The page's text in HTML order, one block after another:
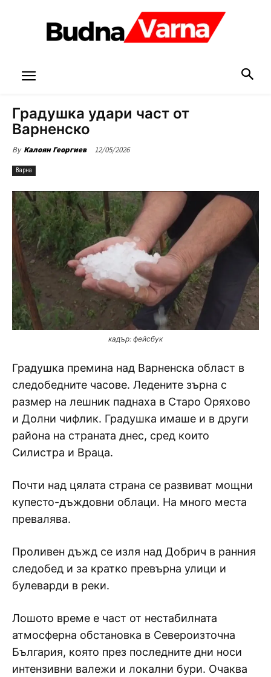
Градушка удари част от
Варненско
By Калоян Георгиев 12/05/2026
Варна
кадър: фейсбук
Градушка премина над Варненска област в
следобедните часове. Ледените зърна с
размер на лешник паднаха в Старо Оряхово
и Долни чифлик. Градушка имаше и в други
района на страната днес, сред които
Силистра и Враца.
Почти над цялата страна се развиват мощни
купесто-дъждовни облаци. На много места
превалява.
Проливен дъжд се изля над Добрич в ранния
следобед и за кратко превърна улици и
булеварди в реки.
Лошото време е част от нестабилната
атмосферна обстановка в Североизточна
България, която през последните дни носи
интензивни валежи и локални бури. Очаква